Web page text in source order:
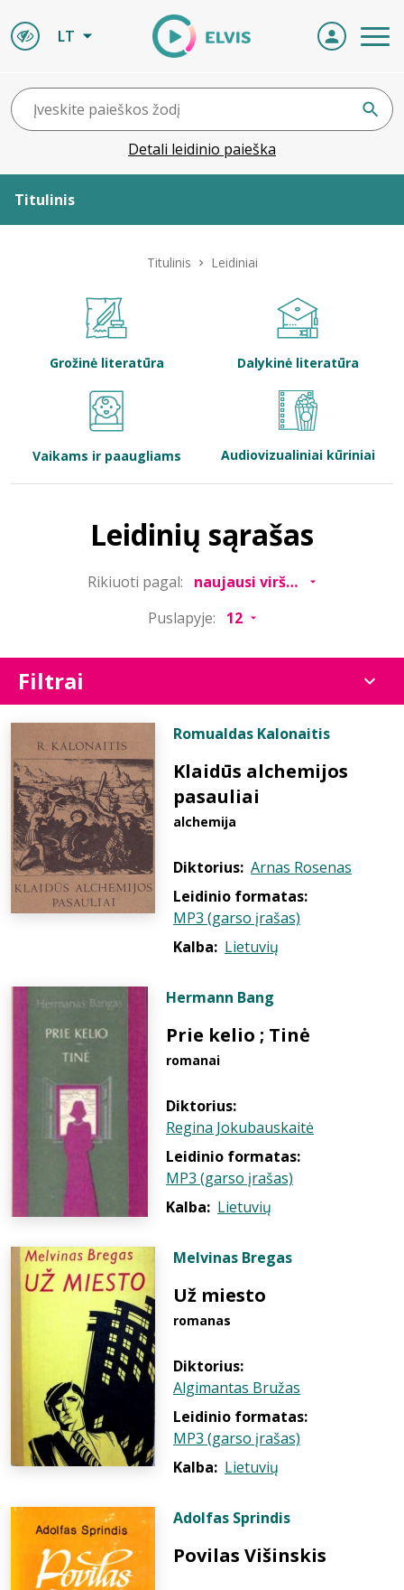
LT
Detali leidinio paieška
Titulinis
Bibliotekoms
Titulinis Leidiniai
Grožinė literatūra Dalykinė literatūra
Vaikams ir paaugliams Audiovizualiniai kūriniai
Leidinių sąrašas
Rikiuoti pagal:
Puslapyje:
Filtrai
Romualdas Kalonaitis
Klaidūs alchemijos
pasauliai
alchemija
Diktorius: Arnas Rosenas
Leidinio formatas:
MP3 (garso įrašas)
Kalba: Lietuvių
Hermann Bang
Prie kelio ; Tinė
romanai
Diktorius:
Regina Jokubauskaitė
Leidinio formatas:
MP3 (garso įrašas)
Kalba: Lietuvių
Melvinas Bregas
Už miesto
romanas
Diktorius:
Algimantas Bružas
Leidinio formatas:
MP3 (garso įrašas)
Kalba: Lietuvių
Adolfas Sprindis
Povilas Višinskis